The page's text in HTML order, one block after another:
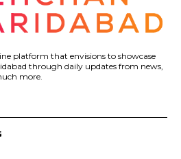
platform that envisions to showcase
through daily updates from news,
more.